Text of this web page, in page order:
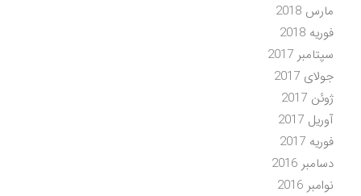
مارس 2018
فوریه 2018
سپتامبر 2017
جولای 2017
ژوئن 2017
آوریل 2017
فوریه 2017
دسامبر 2016
نوامبر 2016